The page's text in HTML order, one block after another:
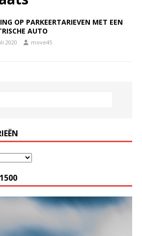
OP PARKEERTARIEVEN MET EEN
AUTO
2020 move45